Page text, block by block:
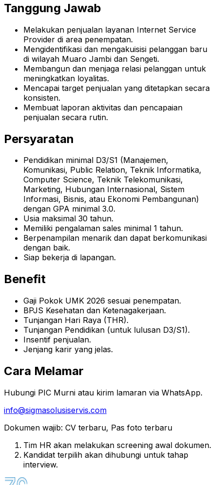
Tanggung Jawab
Melakukan penjualan layanan Internet Service
Provider di area penempatan.
Mengidentifikasi dan mengakuisisi pelanggan baru
di wilayah Muaro Jambi dan Sengeti.
Membangun dan menjaga relasi pelanggan untuk
meningkatkan loyalitas.
Mencapai target penjualan yang ditetapkan secara
konsisten.
Membuat laporan aktivitas dan pencapaian
penjualan secara rutin.
Persyaratan
Pendidikan minimal D3/S1 (Manajemen,
Komunikasi, Public Relation, Teknik Informatika,
Computer Science, Teknik Telekomunikasi,
Marketing, Hubungan Internasional, Sistem
Informasi, Bisnis, atau Ekonomi Pembangunan)
dengan GPA minimal 3.0.
Usia maksimal 30 tahun.
Memiliki pengalaman sales minimal 1 tahun.
Berpenampilan menarik dan dapat berkomunikasi
dengan baik.
Siap bekerja di lapangan.
Benefit
Gaji Pokok UMK 2026 sesuai penempatan.
BPJS Kesehatan dan Ketenagakerjaan.
Tunjangan Hari Raya (THR).
Tunjangan Pendidikan (untuk lulusan D3/S1).
Insentif penjualan.
Jenjang karir yang jelas.
Cara Melamar
Hubungi PIC Murni atau kirim lamaran via WhatsApp.
info@sigmasolusiservis.com
Dokumen wajib: CV terbaru, Pas foto terbaru
Tim HR akan melakukan screening awal dokumen.
Kandidat terpilih akan dihubungi untuk tahap
interview.